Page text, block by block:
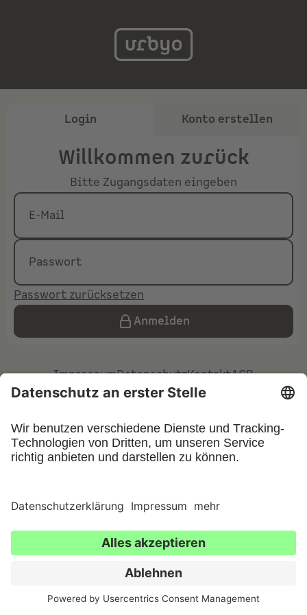
Login Konto erstellen
Willkommen zurück
Bitte Zugangsdaten eingeben
E-Mail
Passwort
Passwort zurücksetzen
Anmelden
ImpressumDatenschutzKontaktAGB
Privatsphäre-Einstellungen